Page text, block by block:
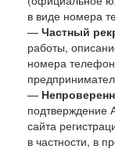
в виде номера
— Частный
работы,
номера
—
подтверждение
сайта
в частности, в